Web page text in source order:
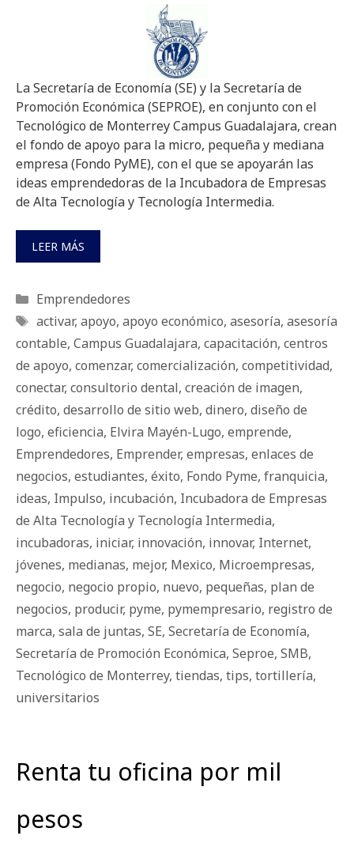
La Secretaría de Economía (SE) y la Secretaría de
Promoción Económica (SEPROE), en conjunto con el
Tecnológico de Monterrey Campus Guadalajara, crean
el fondo de apoyo para la micro, pequeña y mediana
empresa (Fondo PyME), con el que se apoyarán las
ideas emprendedoras de la Incubadora de Empresas
de Alta Tecnología y Tecnología Intermedia.
LEER MÁS
Categorías
Emprendedores
Etiquetas
activar, apoyo, apoyo económico, asesoría, asesoría
contable, Campus Guadalajara, capacitación, centros
de apoyo, comenzar, comercialización, competitividad,
conectar, consultorio dental, creación de imagen,
crédito, desarrollo de sitio web, dinero, diseño de
logo, eficiencia, Elvira Mayén-Lugo, emprende,
Emprendedores, Emprender, empresas, enlaces de
negocios, estudiantes, éxito, Fondo Pyme, franquicia,
ideas, Impulso, incubación, Incubadora de Empresas
de Alta Tecnología y Tecnología Intermedia,
incubadoras, iniciar, innovación, innovar, Internet,
jóvenes, medianas, mejor, Mexico, Microempresas,
negocio, negocio propio, nuevo, pequeñas, plan de
negocios, producir, pyme, pymempresario, registro de
marca, sala de juntas, SE, Secretaría de Economía,
Secretaría de Promoción Económica, Seproe, SMB,
Tecnológico de Monterrey, tiendas, tips, tortillería,
universitarios
Renta tu oficina por mil
pesos